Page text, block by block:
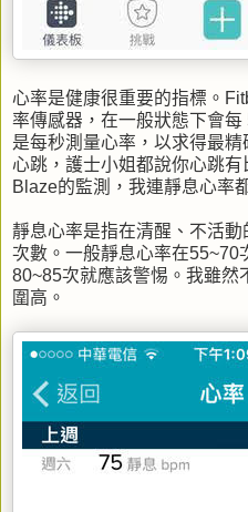
心率是健康很重要的指標。
率傳感器，在一般狀態下會每
是每秒測量心率，以求得最
心跳，護士小姐都說你心跳
Blaze的監測，我連靜息心率
靜息心率是指在清醒、不活
次數。一般靜息心率在55~70
80~85次就應該警惕。我雖然
圍高。